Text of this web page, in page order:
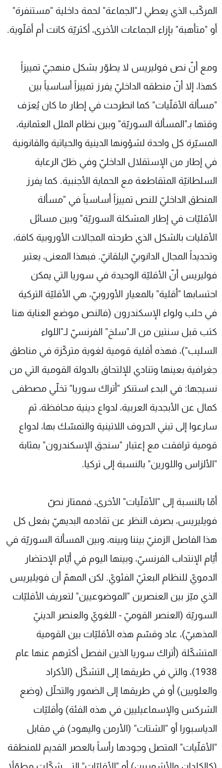
المركّب الذي يعطي لـ"الجماعة" لحمة داخلية "مستنفرة"
أو "متأهبة" بإزاء الجماعات الأخرى، أكثريّة كانت أم أقلّوية.
ومع أنّ نص فوليريس لا يطوّر بشكل منهجيّ تمييزاً
كهذا، إلا أنّ منطقه الداخليّ يفرز تمييزاً أساسياً بين
"مسألة الأقلّيات" كما انطرحت في إطار ما كان يُعرَف
وقتها بـ"المسألة السوريّة" وبين نظام الملل العثمانية،
المسيّرة كل واحدة لشؤونها الدينية والحياتية والقانونية
في إطار من الإستقلال الداخليّ وفي ظلّ الرعاية
السلطانيّة المتقاطعة مع الحماية الأجنبية. كما يفرز
المنطق الداخليّ للنص تمييزاً أساسياً في "مسألة
الأقليّات في إطار المشكلة السوريّة" وبين مسائل
الأقليات بالشكل الذي طرحته المجالات الأوروبية كافة،
وتحديداً المجال الدانوبيّ البلقانيّ. فبهذا المعنى، يعتبر
فوليريس أنّ الأقليّة الوحيدة في سوريا التي يمكن
احتسابها "أقلية" بالمعيار الأوروبيّ، هي الأقليّة التركية
في حلب ولواء الإسكندرون (فالنص موضع العناية هنا
كتب قبل سنتين من الـ"سلخ" الفرنسيّ لـ"اللواء
السليب")، فهذه أقلية قومية لغوية متركّزة في مناطق
جغرافية بعينها وتنادي للإلتحاق بالدولة القومية التي من
نسيجها: في البدء استنكر "أتراك سوريا" تخلّي مصطفى
كمال عن الأبجدية العربية، لدواع دينية محافظة، ثم
سارعوا إلى تبني الحروف اللاتينية والتمسّك بها، لدواع
قومية ترافقت مع إعتبار "سنجق الإسكندرون" بمثابة
"الألزاس واللورين" بالنسبة إلى تركيا.
أمّا بالنسبة إلى "الأقلّيات" الأخرى، فممتاز نصّ
فويليريس، بصرف النظر عن تقادمه البديهيّ بفعل كل
هذا الفاصل الزمنيّ بيننا وبينه، وبين المسألة السوريّة في
أيّام الإنتداب الفرنسيّ، وبينها اليوم في أيّام الإحتضار
الدمويّ للنظام البعثيّ الفئويّ. لكن المهمّ أن فويليريس
الذي ميّز بين العنصرين "الموضوعيين" لتعريف الأقليّات
السوريّة (العنصر القوميّ - اللغويّ والعنصر الدينيّ
المذهبيّ)، عاد وقسّم هذه الأقليّات بين القومية
المتشكّلة (أتراك سوريا الذين انفصل أكثرهم عنها عام
1938)، والتي في طريقها إلى التشكّل (الأكراد
والعلويين) أو في طريقها إلى الضمور والتحلّل (وضع
الشركس والإسماعيليين في هذه الفئة) وأقليّات
الدياسبورا أو "الشتات" (الأرمن واليهود) في مقابل
"الأقلّيات" المتصل وجودها رأساً بالعصر القديم للمنطقة